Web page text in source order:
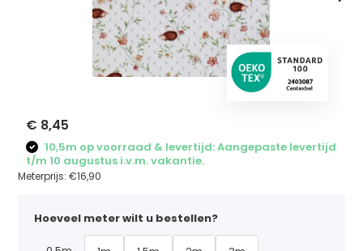
€ 8,45
10,5m op voorraad & levertijd: Aangepaste levertijd
t/m 10 augustus i.v.m. vakantie.
Meterprijs:€16,90
Hoeveel meter wilt u bestellen?